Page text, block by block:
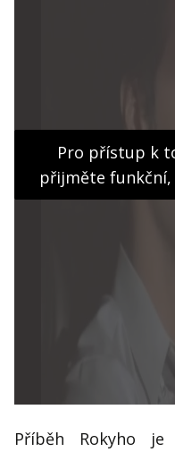
Pro přístup k
přijměte
Příběh Rokyho